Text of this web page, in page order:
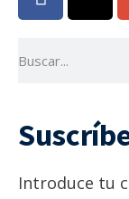
Introduce tu